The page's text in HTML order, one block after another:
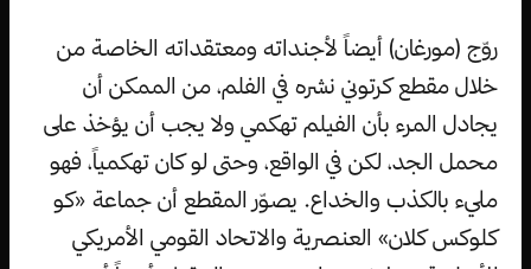
روّج (مورغان) أيضاً لأجنداته ومعتقداته الخاصة من
خلال مقطع كرتوني نشره في الفلم، من الممكن أن
يجادل المرء بأن الفيلم تهكمي ولا يجب أن يؤخذ على
محمل الجد، لكن في الواقع، وحتى لو كان تهكمياً، فهو
مليء بالكذب والخداع. يصوّر المقطع أن جماعة «كو
كلوكس كلان» العنصرية والاتحاد القومي الأمريكي